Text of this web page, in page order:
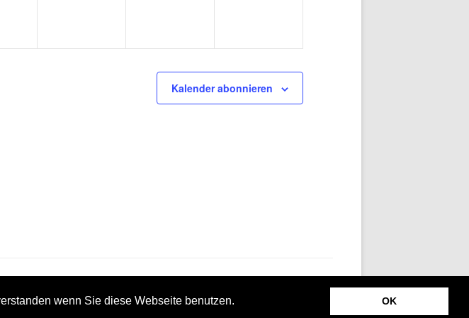
wenn Sie diese Webseite benutzen. OK
Kalender abonnieren